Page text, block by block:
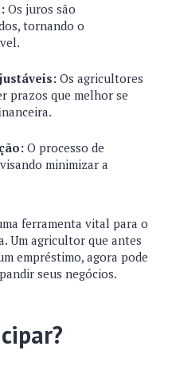
Os juros são
tornando o
Os agricultores
prazos que melhor se
O processo de
minimizar a
ferramenta vital para o
Um agricultor que antes
empréstimo, agora pode
seus negócios.